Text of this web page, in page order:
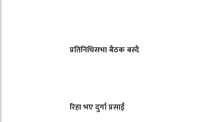
प्रतिनिधिसभा बैठक बस्दै
रिहा भए दुर्गा प्रसाईं